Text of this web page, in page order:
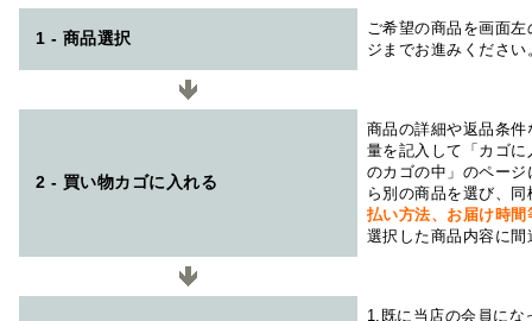
1 - 商品選択
ご希望の商品を画面
ジまでお進みください
2 - 買い物カゴに入れる
商品の詳細や返品条
量を記入して「カゴ
のカゴの中」のペー
ら別の商品を選び、
払い方法、お届け時
選択した商品内容に
1.既に当店の会員にな